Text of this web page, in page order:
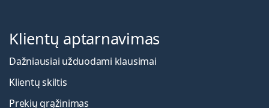
Klientų aptarnavimas
Dažniausiai užduodami klausimai
Klientų skiltis
Prekių grąžinimas